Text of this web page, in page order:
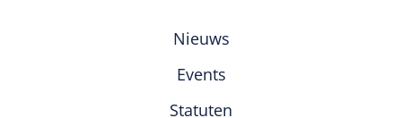
Nieuws
Events
Statuten